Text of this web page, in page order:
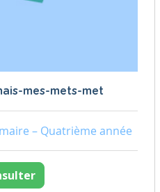
mes-mets-met
– Quatrième année